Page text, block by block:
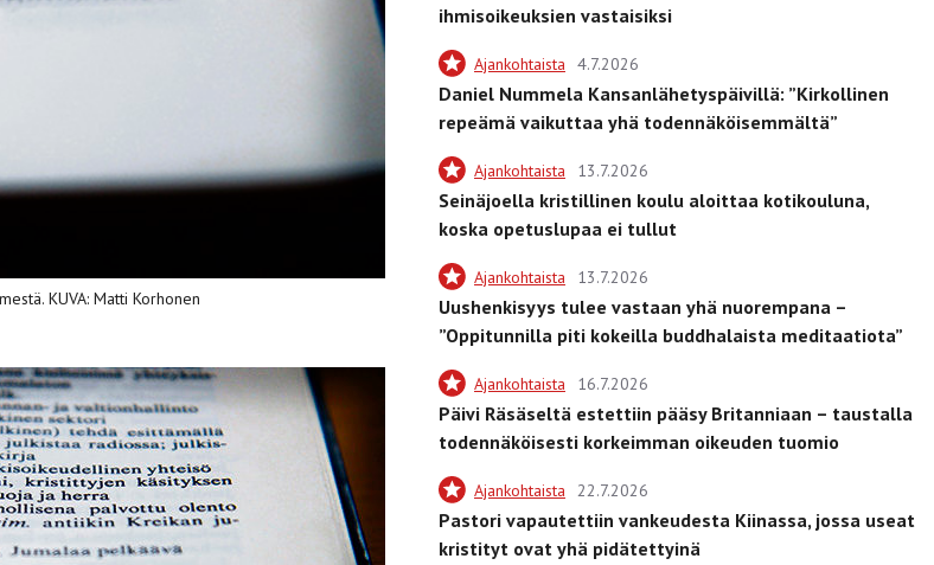
KUVA: Matti Korhonen
ihmisoikeuksien vastaisiksi
Ajankohtaista 4.7.2026
Daniel Nummela Kansanlähetyspäivillä: ”Kirkollinen
repeämä vaikuttaa yhä todennäköisemmältä”
Ajankohtaista 13.7.2026
Seinäjoella kristillinen koulu aloittaa kotikouluna,
koska opetuslupaa ei tullut
Ajankohtaista 13.7.2026
Uushenkisyys tulee vastaan yhä nuorempana –
”Oppitunnilla piti kokeilla buddhalaista meditaatiota”
Ajankohtaista 16.7.2026
Päivi Räsäseltä estettiin pääsy Britanniaan – taustalla
todennäköisesti korkeimman oikeuden tuomio
Ajankohtaista 22.7.2026
Pastori vapautettiin vankeudesta Kiinassa, jossa useat
kristityt ovat yhä pidätettyinä